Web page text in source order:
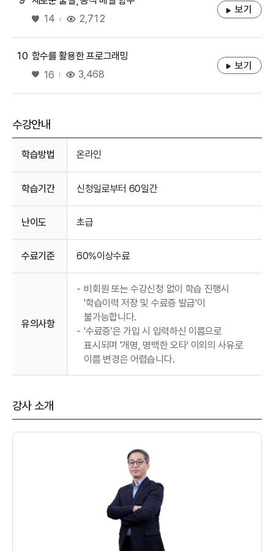
좋아요
14 2,712
보기
10 함수를 활용한 프로그래밍
좋아요
16 3,468
보기
수강안내
학습방법 온라인
학습기간 신청일로부터 60일간
난이도 초급
수료기준 60%이상수료
유의사항
- 비회원 또는 수강신청 없이 학습 진행시
'학습이력 저장 및 수료증 발급'이
불가능합니다.
- '수료증'은 가입 시 입력하신 이름으로
표시되며 '개명, 명백한 오타' 이외의 사유로
이름 변경은 어렵습니다.
강사 소개